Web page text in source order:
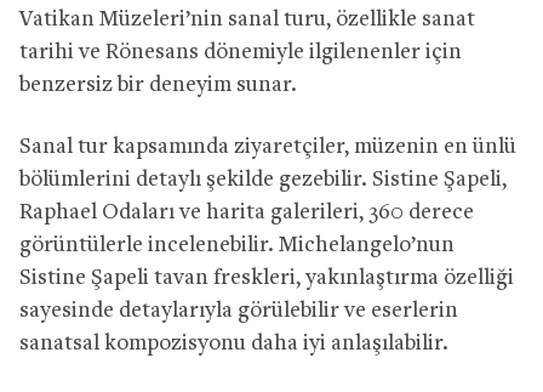
Vatikan Müzeleri’nin sanal turu, özellikle sanat
tarihi ve Rönesans dönemiyle ilgilenenler için
benzersiz bir deneyim sunar.
Sanal tur kapsamında ziyaretçiler, müzenin en ünlü
bölümlerini detaylı şekilde gezebilir. Sistine Şapeli,
Raphael Odaları ve harita galerileri, 360 derece
görüntülerle incelenebilir. Michelangelo’nun
Sistine Şapeli tavan freskleri, yakınlaştırma özelliği
sayesinde detaylarıyla görülebilir ve eserlerin
sanatsal kompozisyonu daha iyi anlaşılabilir.